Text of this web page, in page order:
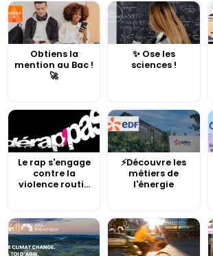
Obtiens la
mention au Bac !
🚀
✨ Ose les
sciences !
Le rap s'engage
contre la
violence routi...
⚡Découvre les
métiers de
l'énergie